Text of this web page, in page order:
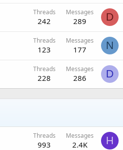
Threads
242
Messages
289 D
Threads
123
Messages
177 N
Threads
228
Messages
286 D
Threads
993
Messages
2.4K H